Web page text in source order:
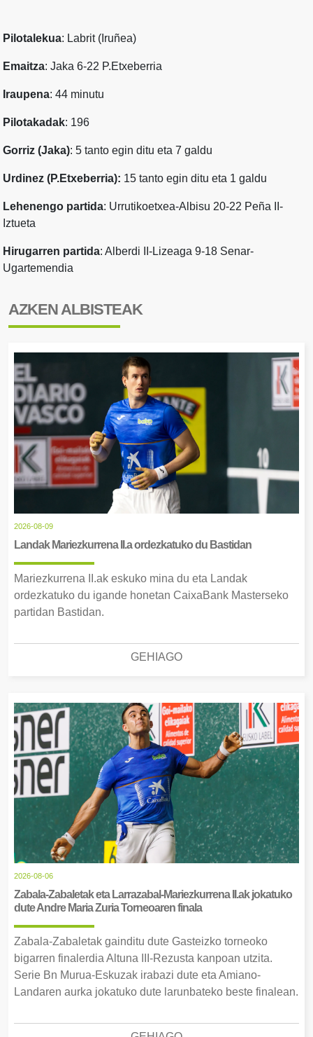
Pilotalekua: Labrit (Iruñea)
Emaitza: Jaka 6-22 P.Etxeberria
Iraupena: 44 minutu
Pilotakadak: 196
Gorriz (Jaka): 5 tanto egin ditu eta 7 galdu
Urdinez (P.Etxeberria): 15 tanto egin ditu eta 1 galdu
Lehenengo partida: Urrutikoetxea-Albisu 20-22 Peña II-
Iztueta
Hirugarren partida: Alberdi II-Lizeaga 9-18 Senar-
Ugartemendia
AZKEN ALBISTEAK
2026-08-09
Landak Mariezkurrena II.a ordezkatuko du Bastidan
Mariezkurrena II.ak eskuko mina du eta Landak
ordezkatuko du igande honetan CaixaBank Masterseko
partidan Bastidan.
GEHIAGO
2026-08-06
Zabala-Zabaletak eta Larrazabal-Mariezkurrena II.ak jokatuko
dute Andre Maria Zuria Torneoaren finala
Zabala-Zabaletak gainditu dute Gasteizko torneoko
bigarren finalerdia Altuna III-Rezusta kanpoan utzita.
Serie Bn Murua-Eskuzak irabazi dute eta Amiano-
Landaren aurka jokatuko dute larunbateko beste finalean.